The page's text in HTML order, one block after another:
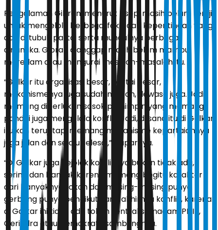
Pengalaman Gibran, menurut Usep, masih belum teruji
untuk mengelola berbagai faksi dan kepentingan yang
ada di tubuh partai serta munculnya berbagai
dinamika. Gibran dianggap masih belum mampu
meredam atau mengurai masalah-masalah itu.
“Golkar itu organisasi besar, partai besar,
mekanismenya juga sudah mapan, dewasa juga. Jadi,
memang diperlukan sosok pemimpin yang memang
pandai juga mengelola konflik. Jadi, di sana itu di Golkar
itu kan teruji tapi memang mekanisme kepartaiannya
juga jalan dan selalu selesai,” paparnya.
“Di Golkar juga gejolak konfliknya bukan tidak ada,
sering dan banyak karena memang begitu karakter
dari banyaknya tokoh dan masing-masing punya
gerbong punya pengikut yang akhirnya konflik, karena
di Golkar ini tidak ada tokoh sentral semacam PDIP,
Gerindra atau Demokrat,” sambungnya.